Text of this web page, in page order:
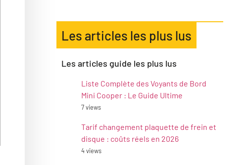
Les articles les plus lus
Les articles guide les plus lus
Liste Complète des Voyants de Bord
Mini Cooper : Le Guide Ultime
7 views
Tarif changement plaquette de frein et
disque : coûts réels en 2026
4 views